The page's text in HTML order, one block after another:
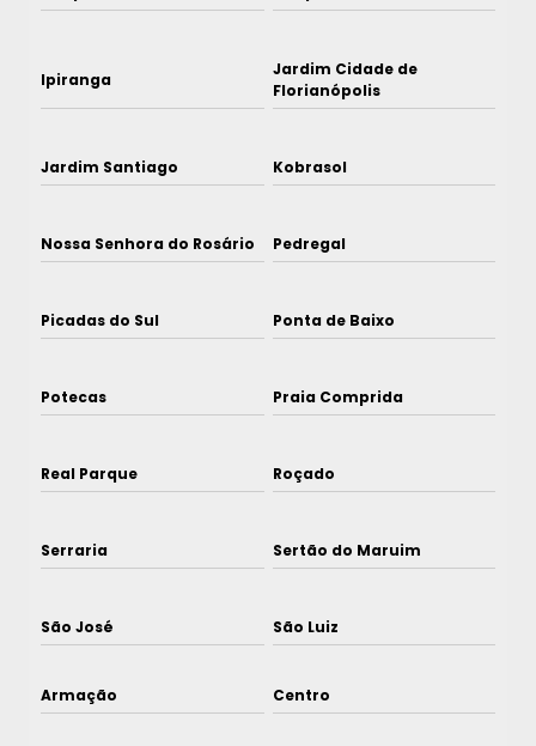
Ipiranga
Jardim Cidade de
Florianópolis
Jardim Santiago Kobrasol
Nossa Senhora do Rosário Pedregal
Picadas do Sul Ponta de Baixo
Potecas Praia Comprida
Real Parque Roçado
Serraria Sertão do Maruim
São José São Luiz
Armação Centro